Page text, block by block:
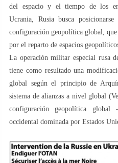
del espacio y el tiempo de los
Ucrania, Rusia busca
configuración geopolítica global, que
por el reparto de espacios
La operación militar especial rusa
tiene como resultado una
global según el principio de
sistema de alianzas a nivel global
configuración geopolítica
occidental dominada por Estados